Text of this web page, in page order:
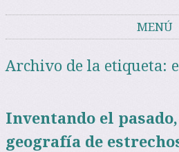
MENÚ
Archivo de la etiqueta:
Inventando el
geografía de